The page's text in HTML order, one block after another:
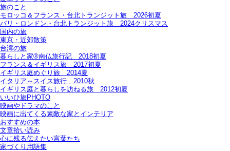
旅のこと
モロッコ＆フランス・台北トランジット旅＿2026初夏
パリ・ロンドン・台北トランジット旅＿2024クリスマス
国内の旅
東京・近郊散策
台湾の旅
暮らしと家®南仏旅行記＿2018初夏
フランス＆イギリス旅＿2017初夏
イギリス庭めぐり旅＿2014夏
イタリア～スイス旅行 2010秋
イギリス庭と暮らしを訪ねる旅＿2012初夏
いいひ旅PHOTO
映画やドラマのこと
映画に出てくる素敵な家とインテリア
おすすめの本
文章拾い読み
心に残る伝えたい言葉たち
家づくり用語集